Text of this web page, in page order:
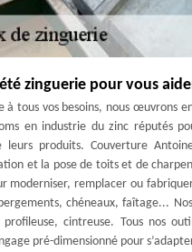
zinguerie pour vous
à tous vos besoins, nous œuvrons
en industrie du zinc réputés
leurs produits. Couverture
et la pose de toits et de
moderniser, remplacer ou
chéneaux, faîtage...
cintreuse. Tous nos
pré-dimensionné pour